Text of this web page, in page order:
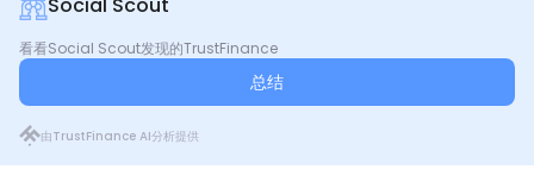
看看Social Scout发现的TrustFinance
总结
由TrustFinance AI分析提供